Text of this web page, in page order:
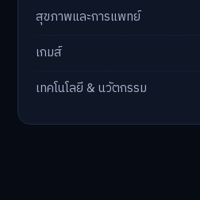
สุขภาพและการแพทย์
เกมส์
เทคโนโลยี & นวัตกรรม